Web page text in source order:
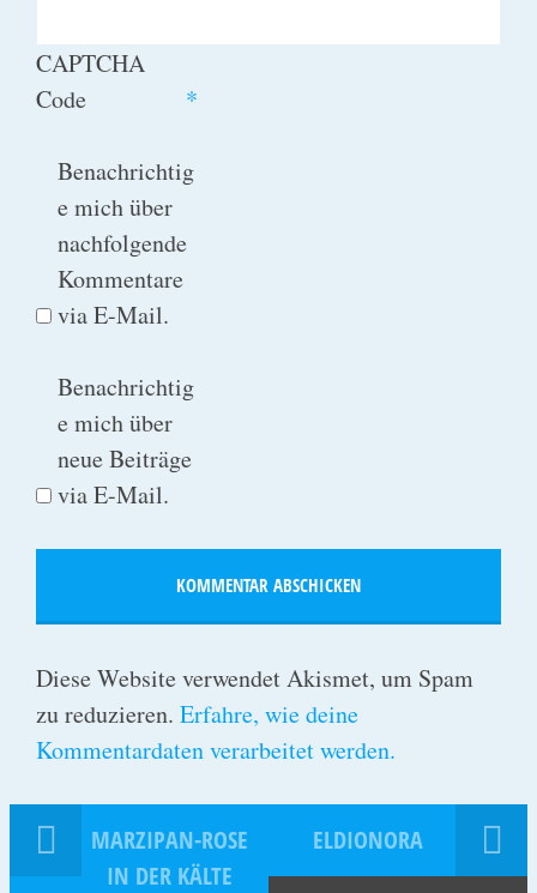
CAPTCHA
Code
*
Benachrichtig
e mich über
nachfolgende
Kommentare
via E-Mail.
Benachrichtig
e mich über
neue Beiträge
via E-Mail.
Diese Website verwendet Akismet, um Spam
zu reduzieren. Erfahre, wie deine
Kommentardaten verarbeitet werden.
MARZIPAN-ROSE
IN DER KÄLTE
ELDIONORA